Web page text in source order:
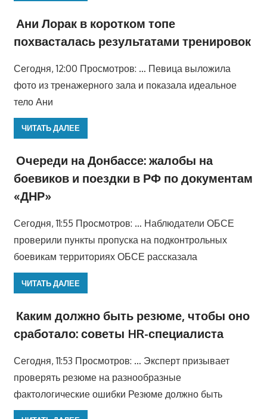
Ани Лорак в коротком топе
похвасталась результатами тренировок
Сегодня, 12:00 Просмотров: … Певица выложила
фото из тренажерного зала и показала идеальное
тело Ани
ЧИТАТЬ ДАЛЕЕ
Очереди на Донбассе: жалобы на
боевиков и поездки в РФ по документам
«ДНР»
Сегодня, 11:55 Просмотров: … Наблюдатели ОБСЕ
проверили пункты пропуска на подконтрольных
боевикам территориях ОБСЕ рассказала
ЧИТАТЬ ДАЛЕЕ
Каким должно быть резюме, чтобы оно
сработало: советы HR-специалиста
Сегодня, 11:53 Просмотров: … Эксперт призывает
проверять резюме на разнообразные
фактологические ошибки Резюме должно быть